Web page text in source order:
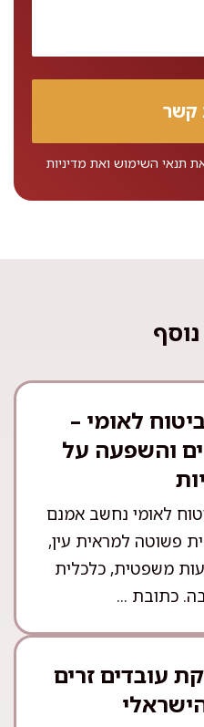
תנאי השימוש ואת מדיניות
לאומי –
והשפעה על
לאומי נחשב אמנם
פשוטה למראית עין,
משפטית, כלכלית
כתובת ...
עובדים זרים